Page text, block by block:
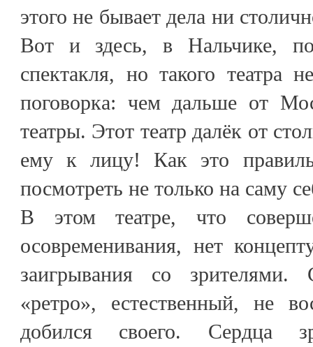
этого не бывает дела ни
Вот и здесь, в Нальчике,
спектакля, но такого театра
поговорка: чем дальше от
театры. Этот театр далёк от
ему к лицу! Как это
посмотреть не только на саму
В этом театре, что
осовременивания, нет
заигрывания со зрителями.
«ретро», естественный, не
добился своего. Сердца